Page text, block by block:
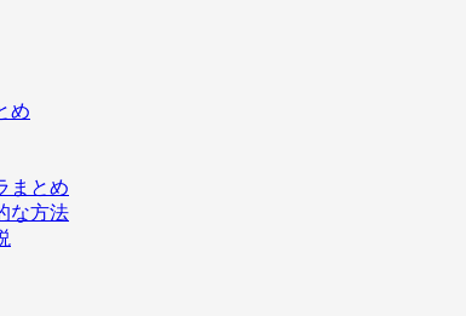
め
まとめ
な方法